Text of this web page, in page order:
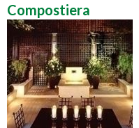
Compostiera